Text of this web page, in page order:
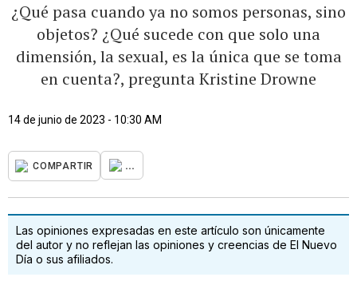
¿Qué pasa cuando ya no somos personas, sino
objetos? ¿Qué sucede con que solo una
dimensión, la sexual, es la única que se toma
en cuenta?, pregunta Kristine Drowne
14 de junio de 2023 - 10:30 AM
COMPARTIR ...
Las opiniones expresadas en este artículo son únicamente
del autor y no reflejan las opiniones y creencias de El Nuevo
Día o sus afiliados.